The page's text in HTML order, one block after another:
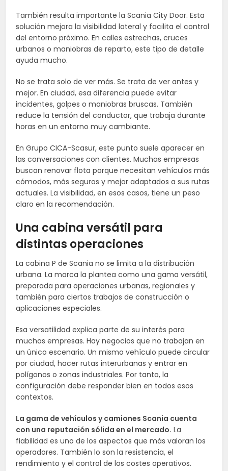
También resulta importante la Scania City Door. Esta
solución mejora la visibilidad lateral y facilita el control
del entorno próximo. En calles estrechas, cruces
urbanos o maniobras de reparto, este tipo de detalle
ayuda mucho.
No se trata solo de ver más. Se trata de ver antes y
mejor. En ciudad, esa diferencia puede evitar
incidentes, golpes o maniobras bruscas. También
reduce la tensión del conductor, que trabaja durante
horas en un entorno muy cambiante.
En Grupo CICA-Scasur, este punto suele aparecer en
las conversaciones con clientes. Muchas empresas
buscan renovar flota porque necesitan vehículos más
cómodos, más seguros y mejor adaptados a sus rutas
actuales. La visibilidad, en esos casos, tiene un peso
claro en la recomendación.
Una cabina versátil para
distintas operaciones
La cabina P de Scania no se limita a la distribución
urbana. La marca la plantea como una gama versátil,
preparada para operaciones urbanas, regionales y
también para ciertos trabajos de construcción o
aplicaciones especiales.
Esa versatilidad explica parte de su interés para
muchas empresas. Hay negocios que no trabajan en
un único escenario. Un mismo vehículo puede circular
por ciudad, hacer rutas interurbanas y entrar en
polígonos o zonas industriales. Por tanto, la
configuración debe responder bien en todos esos
contextos.
La gama de vehículos y camiones Scania cuenta
con una reputación sólida en el mercado. La
fiabilidad es uno de los aspectos que más valoran los
operadores. También lo son la resistencia, el
rendimiento y el control de los costes operativos.